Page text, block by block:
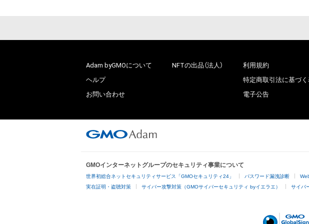
120年の歴
世界で最も入選が難しいと言われるところもあり、賞は設けられていませ
絵を飾れば
日々の生活
１つでも多
Adam byGMOについて
ヘルプ
お問い合わせ
NFTの出品（法人）
利用規約
特定商取引法に基づ
電子公告
GMOインターネットグループのセキュリティ事業について
世界初総合ネットセキュリティサービス「GMOセキュリティ24」 パスワード漏洩診断
実在証明・盗聴対策 サイバー攻撃対策（GMOサイバーセキュリティ byイエラエ） サイバ